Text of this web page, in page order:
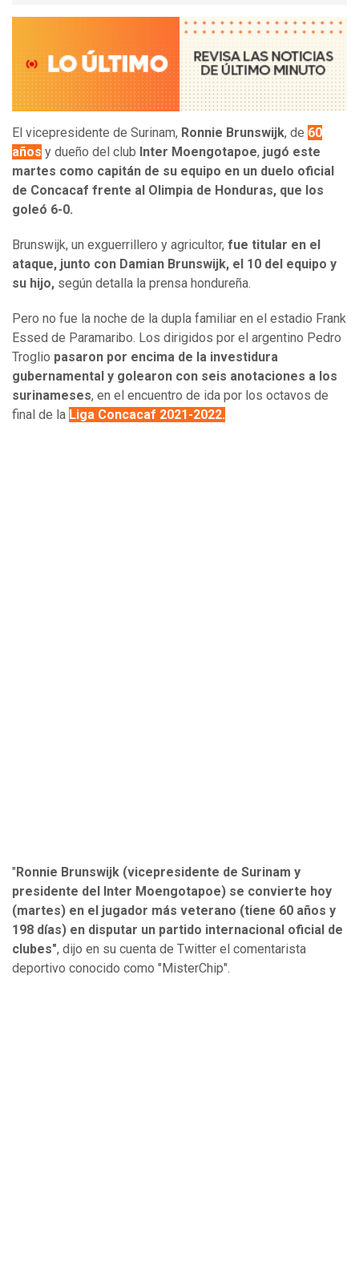
El vicepresidente de Surinam, Ronnie Brunswijk, de 60
años y dueño del club Inter Moengotapoe, jugó este
martes como capitán de su equipo en un duelo oficial
de Concacaf frente al Olimpia de Honduras, que los
goleó 6-0.
Brunswijk, un exguerrillero y agricultor, fue titular en el
ataque, junto con Damian Brunswijk, el 10 del equipo y
su hijo, según detalla la prensa hondureña.
Pero no fue la noche de la dupla familiar en el estadio Frank
Essed de Paramaribo. Los dirigidos por el argentino Pedro
Troglio pasaron por encima de la investidura
gubernamental y golearon con seis anotaciones a los
surinameses, en el encuentro de ida por los octavos de
final de la Liga Concacaf 2021-2022.
"Ronnie Brunswijk (vicepresidente de Surinam y
presidente del Inter Moengotapoe) se convierte hoy
(martes) en el jugador más veterano (tiene 60 años y
198 días) en disputar un partido internacional oficial de
clubes", dijo en su cuenta de Twitter el comentarista
deportivo conocido como "MisterChip".